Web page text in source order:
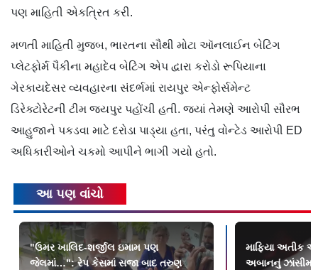
પણ માહિતી એકત્રિત કરી.
મળતી માહિતી મુજબ, ભારતના સૌથી મોટા ઑનલાઈન બેટિંગ
પ્લેટફોર્મ પૈકીના મહાદેવ બેટિંગ એપ દ્વારા કરોડો રૂપિયાના
ગેરકાયદેસર વ્યવહારના સંદર્ભમાં રાયપુર એન્ફોર્સમેન્ટ
ડિરેક્ટોરેટની ટીમ જયપુર પહોંચી હતી. જ્યાં તેમણે આરોપી સૌરભ
આહુજાને પકડવા માટે દરોડા પાડ્યા હતા, પરંતુ વોન્ટેડ આરોપી ED
અધિકારીઓને ચકમો આપીને ભાગી ગયો હતો.
આ પણ વાંચો
"ઉમર ખાલિદ-શર્જીલ ઇમામ પણ
જેલમાં…": રેપ કેસમાં સજા બાદ તરુણ
માફિયા અતીક
અબાનનું ઝાંસીમાં